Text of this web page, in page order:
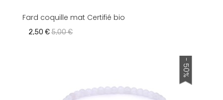
Fard coquille mat Certifié bio
2,50 €5,00 €
- 50%